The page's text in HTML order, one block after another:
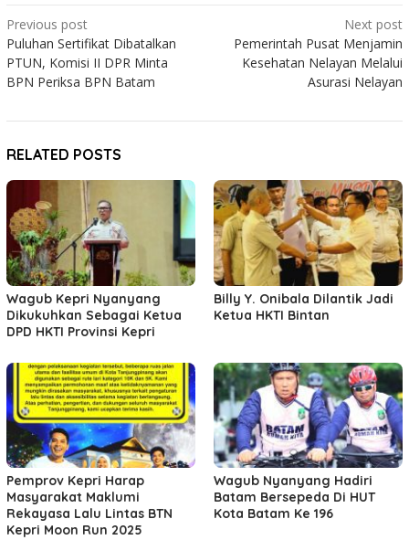
Post
navigation
Previous post
Puluhan Sertifikat Dibatalkan
PTUN, Komisi II DPR Minta
BPN Periksa BPN Batam
Next post
Pemerintah Pusat Menjamin
Kesehatan Nelayan Melalui
Asurasi Nelayan
RELATED POSTS
Wagub Kepri Nyanyang
Dikukuhkan Sebagai Ketua
DPD HKTI Provinsi Kepri
Billy Y. Onibala Dilantik Jadi
Ketua HKTI Bintan
Pemprov Kepri Harap
Masyarakat Maklumi
Rekayasa Lalu Lintas BTN
Kepri Moon Run 2025
Wagub Nyanyang Hadiri
Batam Bersepeda Di HUT
Kota Batam Ke 196